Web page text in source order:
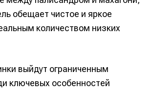
обещает чистое и яркое
количеством низких
выйдут ограниченным
ключевых особенностей